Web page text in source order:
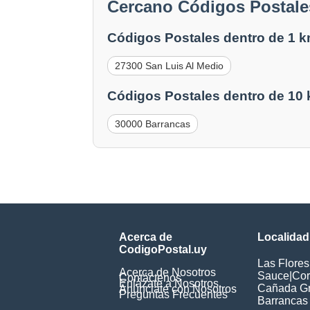
Cercano Códigos
Códigos Postales dentro de 1
27300 San Luis Al Medio
Códigos Postales dentro de 10
30000 Barrancas
Acerca de
CodigoPostal.uy
Acerca de Nosotros
Contáctenos
Enlázate a Nosotros
Anúnciate con Nosotros
Preguntas Frecuentes
Las Flores
Sauce
Cañada